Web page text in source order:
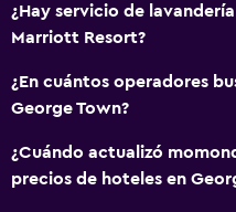
Papeleras
Secador de pelo
¿Hay servicio de
Marriott Resort?
¿En cuántos operadores
George Town?
¿Cuándo actualizó
precios de hoteles en